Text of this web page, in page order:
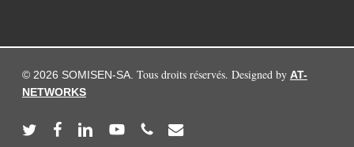
© 2026 SOMISEN-SA. Tous droits réservés. Designed by AT-
NETWORKS
twitter facebooklinkedinyoutubephoneemail